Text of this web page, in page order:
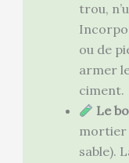
trou,
ou de
armer
ciment.
Le
mortier
sable).